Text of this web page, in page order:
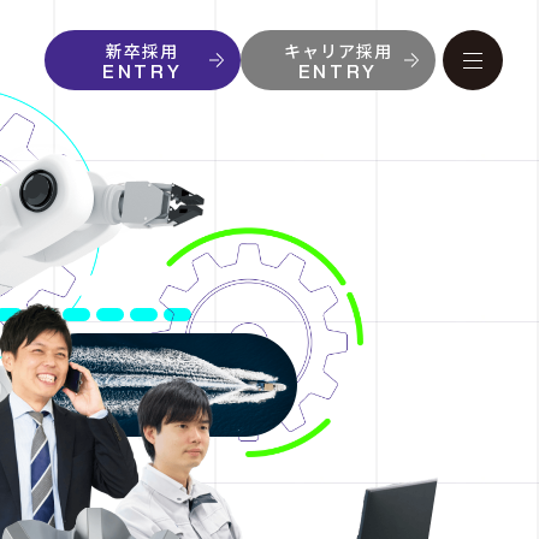
新卒採用
ENTRY
キャリア採用
ENTRY